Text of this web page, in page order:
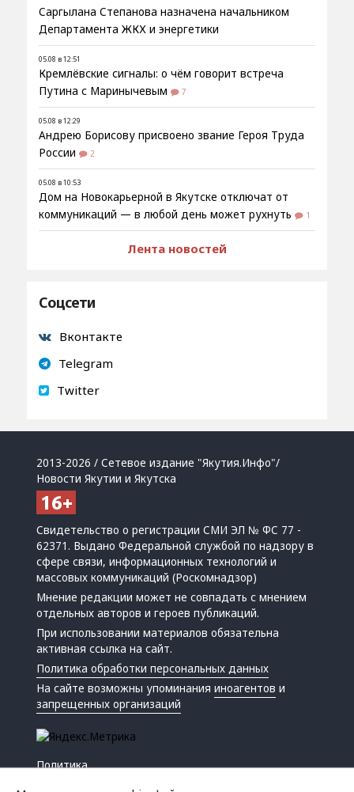
Саргылана Степанова назначена начальником
Департамента ЖКХ и энергетики
05.08 в 12:51
Кремлёвские сигналы: о чём говорит встреча
Путина с Маринычевым
7
05.08 в 12:29
Андрею Борисову присвоено звание Героя Труда
России
2
05.08 в 10:53
Дом на Новокарьерной в Якутске отключат от
коммуникаций — в любой день может рухнуть
1
Лента новостей
Соцсети
Вконтакте
Telegram
Twitter
2013-2026 / Сетевое издание "Якутия.Инфо"/
Новости Якутии и Якутска
Свидетельство о регистрации СМИ ЭЛ № ФС 77 -
62371. Выдано Федеральной службой по надзору в
сфере связи, информационных технологий и
массовых коммуникаций (Роскомнадзор)
Мнение редакции может не совпадать с мнением
отдельных авторов и героев публикаций.
При использовании материалов обязательна
активная ссылка на сайт.
Политика обработки персональных данных
На сайте возможны упоминанияиноагентов и
запрещенных организаций
Политика